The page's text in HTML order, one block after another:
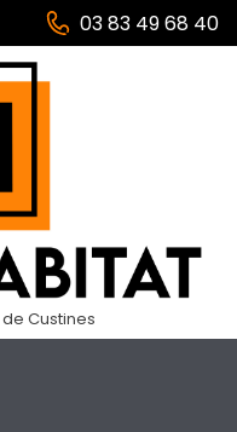
03 83 49 68 40
Custines